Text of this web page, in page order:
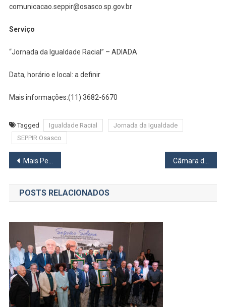
comunicacao.seppir@osasco.sp.gov.br
Serviço
“Jornada da Igualdade Racial” – ADIADA
Data, horário e local: a definir
Mais informações:(11) 3682-6670
Tagged Igualdade Racial
Jornada da Igualdade
SEPPIR Osasco
Navegação
de
Post
Mais Pets, Menos Crianças: a nova configuração dos lares brasileiros
POSTS RELACIONADOS